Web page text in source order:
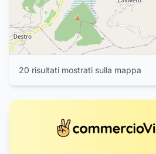
20 risultati mostrati sulla mappa